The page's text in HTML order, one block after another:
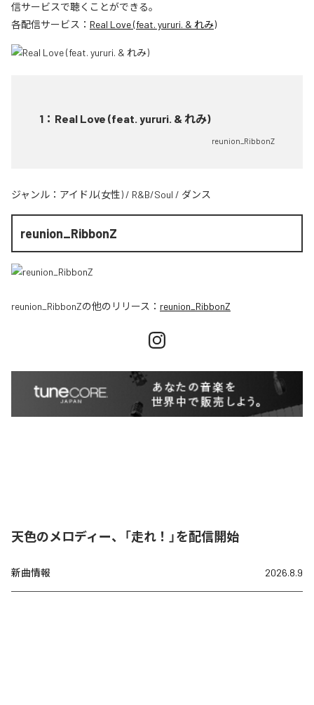
信サービスで聴くことができる。
各配信サービス： Real Love (feat. yururi. & れみ)
1 ： Real Love (feat. yururi. & れみ)
reunion_RibbonZ
ジャンル： アイドル(女性) / R&B/Soul / ダンス
reunion_RibbonZ
reunion_RibbonZの他のリリース： reunion_RibbonZ
天色のメロディー、「走れ！」を配信開始
新曲情報 2026.8.9